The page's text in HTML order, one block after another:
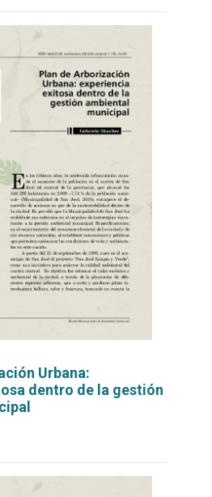
Urbana:
dentro de la gestión